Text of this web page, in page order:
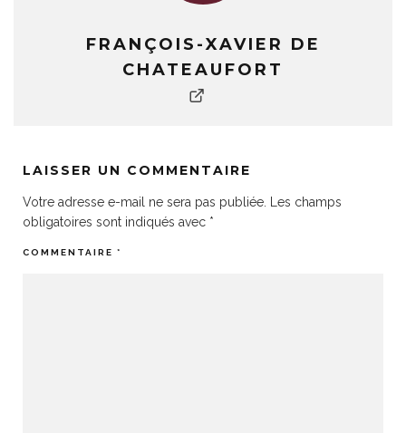
FRANÇOIS-XAVIER DE
CHATEAUFORT
LAISSER UN COMMENTAIRE
Votre adresse e-mail ne sera pas publiée.
Les champs
obligatoires sont indiqués avec *
COMMENTAIRE *